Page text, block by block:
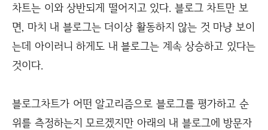
차트는 이와 상반되게 떨어지고 있다. 블로그 차트만 보
면, 마치 내 블로그는 더이상 활동하지 않는 것 마냥 보이
는데 아이러니 하게도 내 블로그는 계속 상승하고 있다는
것이다.
블로그차트가 어떤 알고리즘으로 블로그를 평가하고 순
위를 측정하는지 모르겠지만 아래의 내 블로그에 방문자